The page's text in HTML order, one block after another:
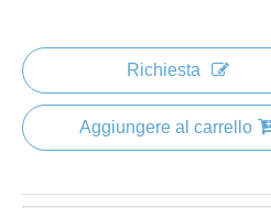
Richiesta
Aggiungere al carrello